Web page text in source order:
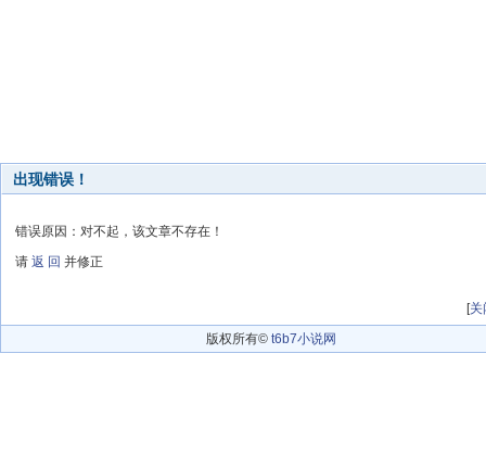
出现错误！
错误原因：对不起，该文章不存在！
请 返 回 并修正
[关
版权所有© t6b7小说网